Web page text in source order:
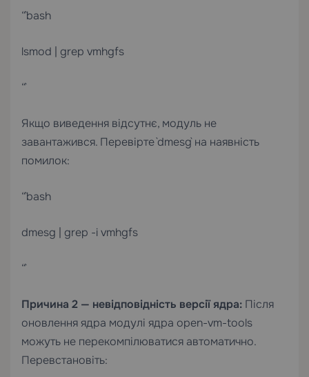
“`bash
lsmod | grep vmhgfs
“`
Якщо виведення відсутнє, модуль не
завантажився. Перевірте `dmesg` на наявність
помилок:
“`bash
dmesg | grep -i vmhgfs
“`
Причина 2 — невідповідність версії ядра: Після
оновлення ядра модулі ядра open-vm-tools
можуть не перекомпілюватися автоматично.
Перевстановіть: